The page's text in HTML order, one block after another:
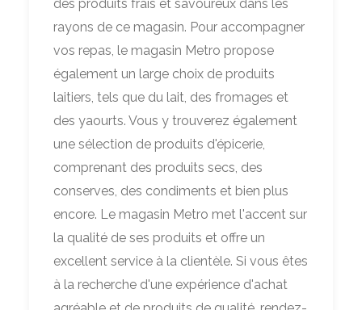
des produits frais et savoureux dans les
rayons de ce magasin. Pour accompagner
vos repas, le magasin Metro propose
également un large choix de produits
laitiers, tels que du lait, des fromages et
des yaourts. Vous y trouverez également
une sélection de produits d'épicerie,
comprenant des produits secs, des
conserves, des condiments et bien plus
encore. Le magasin Metro met l'accent sur
la qualité de ses produits et offre un
excellent service à la clientèle. Si vous êtes
à la recherche d'une expérience d'achat